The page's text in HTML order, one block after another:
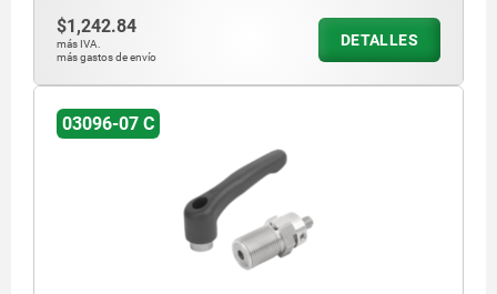
$1,242.84
más IVA.
más gastos de envío
DETALLES
03096-07 C